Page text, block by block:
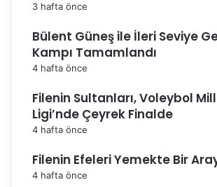
3 hafta önce
Bülent Güneş ile İleri Seviye
Kampı Tamamlandı
4 hafta önce
Filenin Sultanları, Voleybol
Ligi’nde Çeyrek Finalde
4 hafta önce
Filenin Efeleri Yemekte Bir
4 hafta önce